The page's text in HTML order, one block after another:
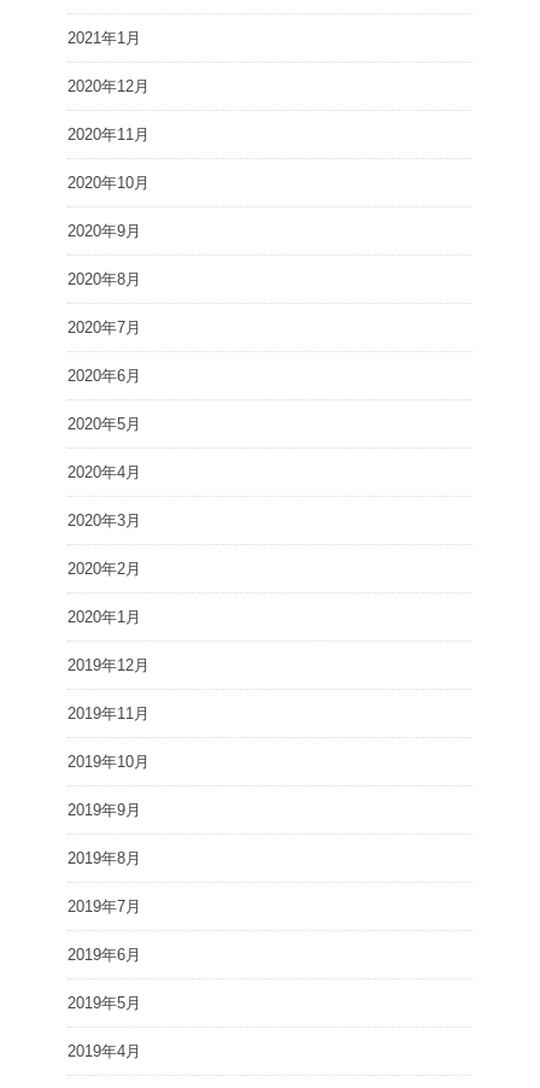
2021年1月
2020年12月
2020年11月
2020年10月
2020年9月
2020年8月
2020年7月
2020年6月
2020年5月
2020年4月
2020年3月
2020年2月
2020年1月
2019年12月
2019年11月
2019年10月
2019年9月
2019年8月
2019年7月
2019年6月
2019年5月
2019年4月